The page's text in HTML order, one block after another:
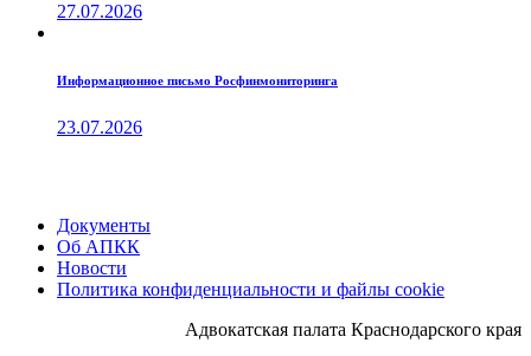
27.07.2026
Информационное письмо Росфинмониторинга
23.07.2026
Документы
Об АПКК
Новости
Политика конфиденциальности и файлы cookie
Адвокатская палата Краснодарского края